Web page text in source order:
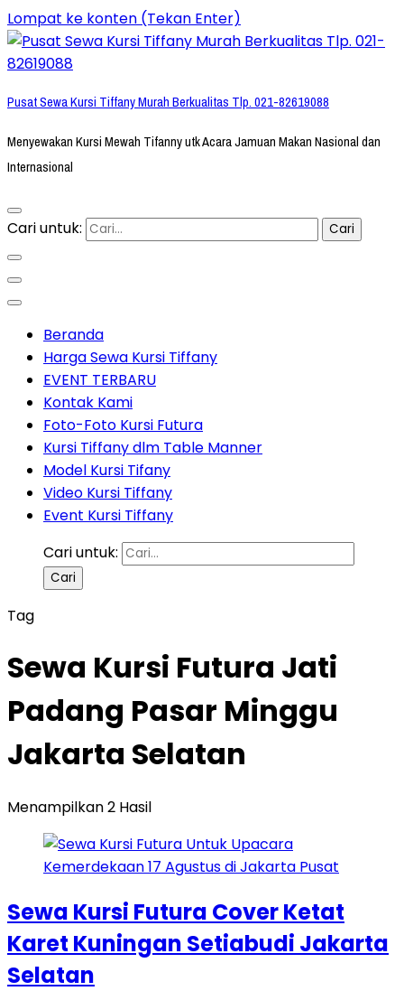
Lompat ke konten (Tekan Enter)
Pusat Sewa Kursi Tiffany Murah Berkualitas Tlp. 021-82619088
Menyewakan Kursi Mewah Tifanny utk Acara Jamuan Makan Nasional dan
Internasional
Cari untuk:
Beranda
Harga Sewa Kursi Tiffany
EVENT TERBARU
Kontak Kami
Foto-Foto Kursi Futura
Kursi Tiffany dlm Table Manner
Model Kursi Tifany
Video Kursi Tiffany
Event Kursi Tiffany
Cari untuk:
Tag
Sewa Kursi Futura Jati
Padang Pasar Minggu
Jakarta Selatan
Menampilkan 2 Hasil
Sewa Kursi Futura Cover Ketat
Karet Kuningan Setiabudi Jakarta
Selatan